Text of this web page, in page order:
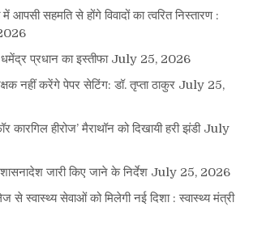
आपसी सहमति से होंगे विवादों का त्वरित निस्तारण :
धमेंद्र प्रधान का इस्तीफा July 25, 2026
नहीं करेंगे पेपर सेटिंग: डॉ. तृप्ता ठाकुर July 25,
कारगिल हीरोज’ मैराथॉन को दिखायी हरी झंडी July
जारी किए जाने के निर्देश July 25, 2026
से स्वास्थ्य सेवाओं को मिलेगी नई दिशा : स्वास्थ्य मंत्री